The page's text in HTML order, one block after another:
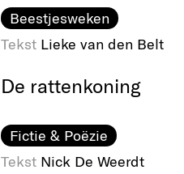
Beestjesweken
Tekst Lieke van den Belt
De rattenkoning
Fictie & Poëzie
Tekst Nick De Weerdt